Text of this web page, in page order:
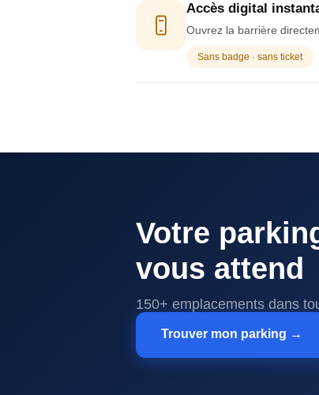
Accès digital
Ouvrez la barrière
Sans badge · sans ticket
Votre
vous attend
150+ emplacements dans
Trouver mon parking →